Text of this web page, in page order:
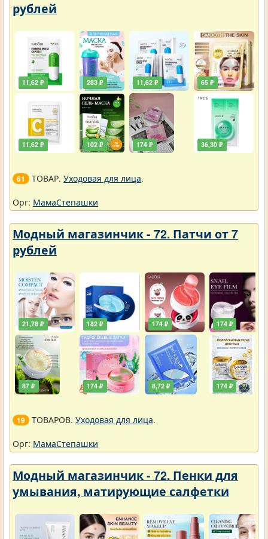
рублей
11,62 ₽
11,62 ₽
283 ₽
102 ₽
11,62 ₽
174 ₽
65 ₽
36,30 ₽
61 ТОВАР. Уходовая для лица.
Орг: МамаСтепашки
Модный магазинчик - 72. Патчи от 7
рублей
21,78 ₽
87 ₽
182 ₽
174 ₽
174 ₽
8,72 ₽
174 ₽
174 ₽
19 ТОВАРОВ. Уходовая для лица.
Орг: МамаСтепашки
Модный магазинчик - 72. Пенки для
умывания, матирующие салфетки